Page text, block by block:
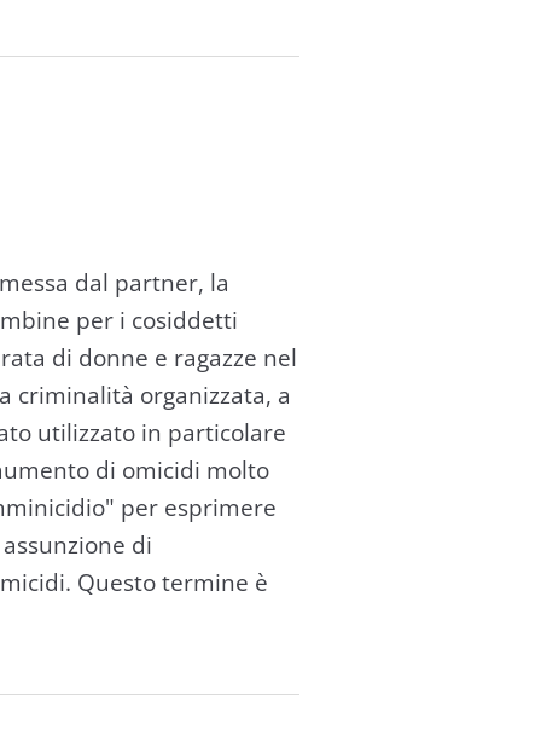
dal partner, la
per i cosiddetti
di donne e ragazze nel
criminalità organizzata, a
utilizzato in particolare
di omicidi molto
per esprimere
di
Questo termine è